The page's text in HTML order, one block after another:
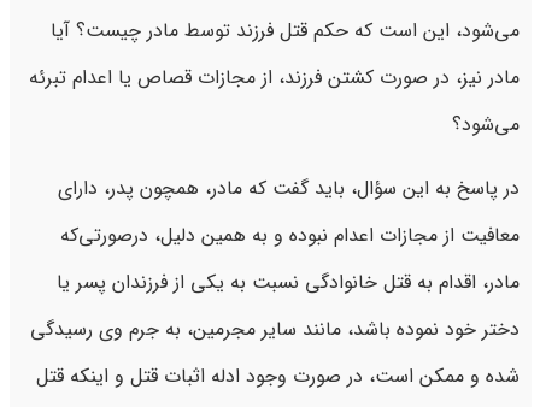
می‌شود، این است که حکم قتل فرزند توسط مادر چیست؟ آیا
مادر نیز، در صورت کشتن فرزند، از مجازات قصاص یا اعدام تبرئه
می‌شود؟
در پاسخ به این سؤال، باید گفت که مادر، همچون پدر، دارای
معافیت از مجازات اعدام نبوده و به همین دلیل، درصورتی‌که
مادر، اقدام به قتل خانوادگی نسبت به یکی از فرزندان پسر یا
دختر خود نموده باشد، مانند سایر مجرمین، به جرم وی رسیدگی
شده و ممکن است، در صورت وجود ادله اثبات قتل و اینکه قتل